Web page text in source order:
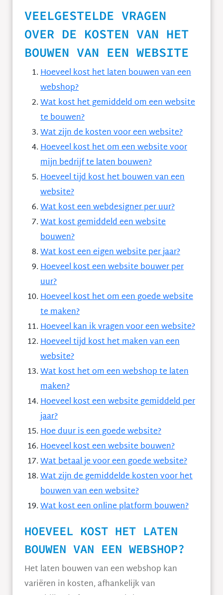
VEELGESTELDE VRAGEN
OVER DE KOSTEN VAN HET
BOUWEN VAN EEN WEBSITE
Hoeveel kost het laten bouwen van een
webshop?
Wat kost het gemiddeld om een website
te bouwen?
Wat zijn de kosten voor een website?
Hoeveel kost het om een ​​website voor
mijn bedrijf te laten bouwen?
Hoeveel tijd kost het bouwen van een
website?
Wat kost een webdesigner per uur?
Wat kost gemiddeld een website
bouwen?
Wat kost een eigen website per jaar?
Hoeveel kost een website bouwer per
uur?
Hoeveel kost het om een goede website
te maken?
Hoeveel kan ik vragen voor een website?
Hoeveel tijd kost het maken van een
website?
Wat kost het om een webshop te laten
maken?
Hoeveel kost een website gemiddeld per
jaar?
Hoe duur is een goede website?
Hoeveel kost een website bouwen?
Wat betaal je voor een goede website?
Wat zijn de gemiddelde kosten voor het
bouwen van een website?
Wat kost een online platform bouwen?
HOEVEEL KOST HET LATEN
BOUWEN VAN EEN WEBSHOP?
Het laten bouwen van een webshop kan
variëren in kosten, afhankelijk van